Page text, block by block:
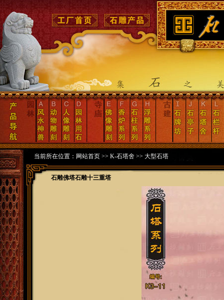
当前所在位置： 网站首页>> K-石塔舍>> 大型石塔
石雕佛塔石雕十三重塔